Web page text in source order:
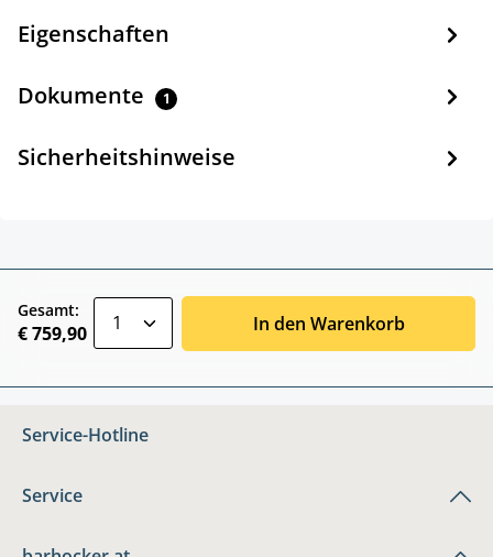
Eigenschaften
Dokumente 1
Sicherheitshinweise
Gesamt:
€ 759,90 In den Warenkorb
Service-Hotline
Service